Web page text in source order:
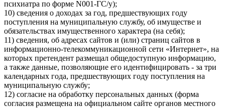
психиатра по форме N001-ГС/у);
10) сведения о доходах за год, предшествующих году
поступления на муниципальную службу, об имуществе и
обязательствах имущественного характера (на себя);
11) сведения, об адресах сайтов и (или) страниц сайтов в
информационно-телекоммуникационной сети «Интернет», на
которых претендент размещал общедоступную информацию,
а также данные, позволяющие его идентифицировать - за три
календарных года, предшествующих году поступления на
муниципальную службу;
12) согласие на обработку персональных данных (форма
согласия размещена на официальном сайте органов местного